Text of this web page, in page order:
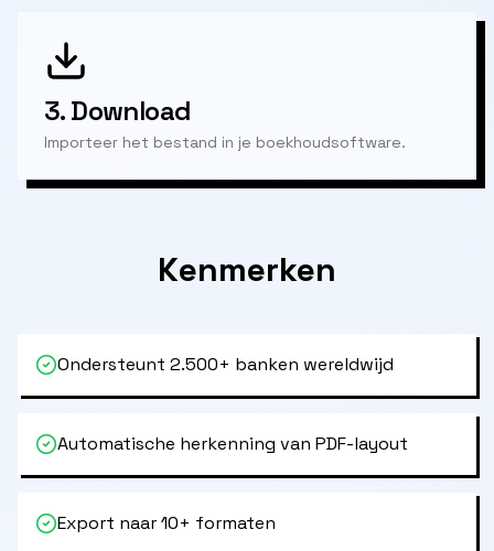
3.Download
Importeer het bestand in je boekhoudsoftware.
Kenmerken
Ondersteunt 2.500+ banken wereldwijd
Automatische herkenning van PDF-layout
Export naar 10+ formaten